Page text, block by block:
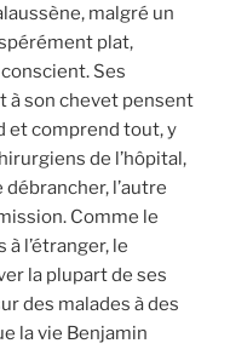
malgré un
plat,
Ses
à son chevet pensent
et comprend tout, y
de l’hôpital,
débrancher, l’autre
Comme le
l’étranger, le
la plupart de ses
des malades à des
la vie Benjamin